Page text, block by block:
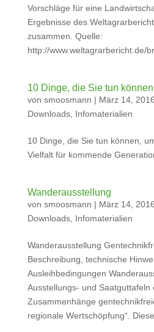
Vorschläge für eine
Ergebnisse des
zusammen. Quelle:
http://www.weltagrarbericht.de/
10 Dinge, die Sie tun können
von smoosmann | März 14, 2016
Downloads, Infomaterialien
10 Dinge, die Sie tun können,
Vielfalt für kommende
Wanderausstellung
von smoosmann | März 14, 2016
Downloads, Infomaterialien
Wanderausstellung
Beschreibung, technische
Ausleihbedingungen
Ausstellungs- und Saatguttafeln
Zusammenhänge
regionale Wertschöpfung“.